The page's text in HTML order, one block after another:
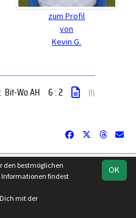
zum Profil
von
Kevin G.
: Bit-Wo AH 6 : 2 (1)
- 2026
Impressum
OK
den bestmöglichen
Informationen findest
mit der